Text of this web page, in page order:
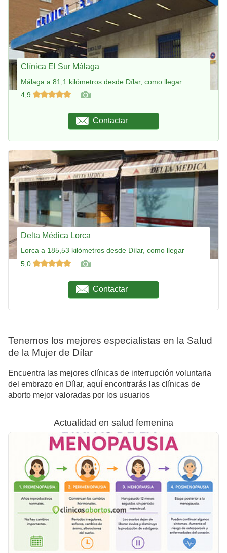
Clínica El Sur Málaga
Málaga a 81,1 kilómetros desde Dílar, como llegar
4,9
Contactar
Delta Médica Lorca
Lorca a 185,53 kilómetros desde Dílar, como llegar
5,0
Contactar
Tenemos los mejores especialistas en la Salud
de la Mujer de Dílar
Encuentra las mejores clínicas de interrupción voluntaria
del embrazo en Dílar, aquí encontrarás las clínicas de
aborto mejor valoradas por los usuarios
Actualidad en salud femenina